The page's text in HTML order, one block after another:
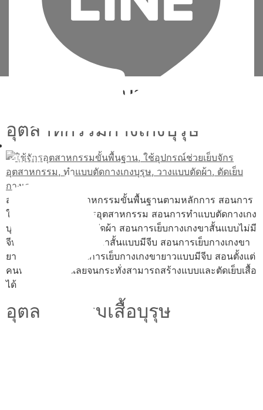
เพิ่มเพื่อน
วางแบบตัดผ้า
อุตสาหกรรมกางเกงบุรุษ
สอนการใช้จักรอุตสาหกรรมขั้นพื้นฐานตามหลักการ สอนการ
ใช้อุปกรณ์ช่วยเย็บจักรอุตสาหกรรม สอนการทำแบบตัดกางเกง
บุรุษ สอนการวางแบบตัดผ้า สอนการเย็บกางเกงขาสั้นแบบไม่มี
จีบ สอนการเย็บกางเกงขาสั้นแบบมีจีบ สอนการเย็บกางเกงขา
ยาวแบบไม่มีจีบ สอนการเย็บกางเกงขายาวแบบมีจีบ สอนตั้งแต่
คนที่ไม่มีพื้นฐานเลยจนกระทั่งสามารถสร้างแบบและตัดเย็บเสื้อ
ได้
อุตสาหกรรมเสื้อบุรุษ